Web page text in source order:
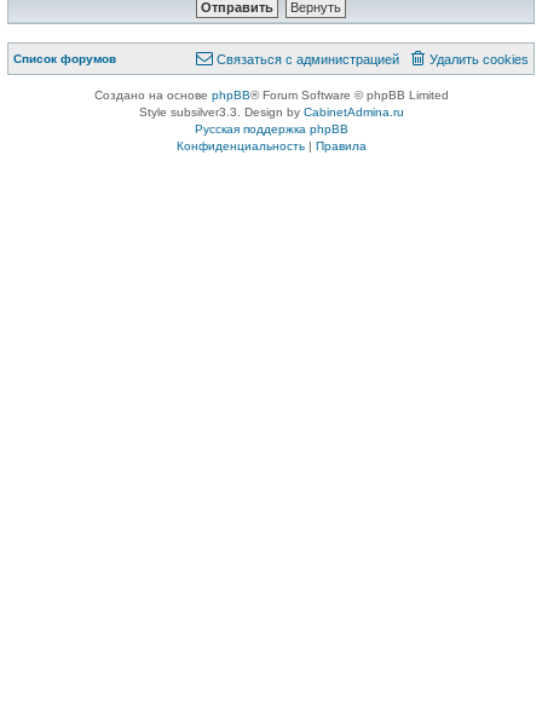
Список форумов Удалить cookies
Связаться с администрацией
Создано на основе phpBB® Forum Software © phpBB Limited
Style subsilver3.3. Design by CabinetAdmina.ru
Русская поддержка phpBB
Конфиденциальность| Правила